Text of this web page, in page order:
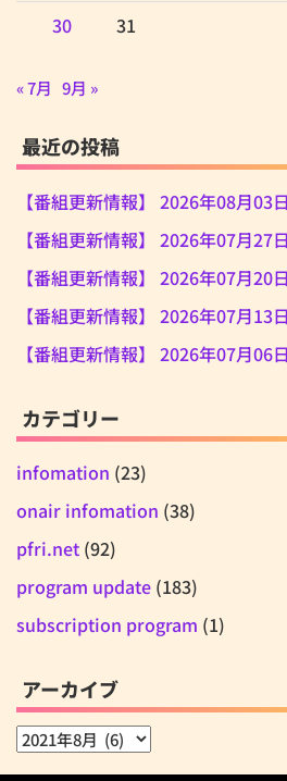
30
31
« 7月 9月 »
最近の投稿
【番組更新情報】 2026年08月03
【番組更新情報】 2026年07月27
【番組更新情報】 2026年07月20
【番組更新情報】 2026年07月13
【番組更新情報】 2026年07月06
カテゴリー
infomation (23)
onair infomation (38)
pfri.net (92)
program update (183)
subscription program (1)
アーカイブ
ア